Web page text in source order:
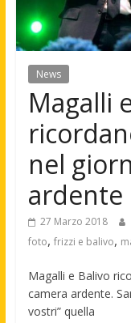
News
Magalli
nel
ardente
27 Marzo 2018
foto, frizzi e balivo,
Magalli e Balivo
camera ardente.
vostri” quella